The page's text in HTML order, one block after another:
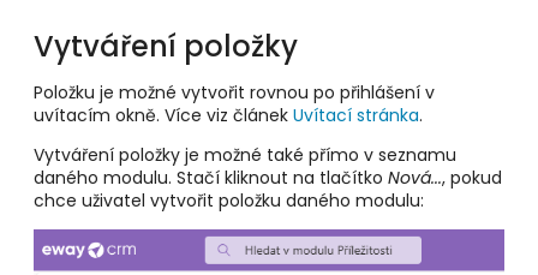
Vytváření položky
Položku je možné vytvořit rovnou po přihlášení v
uvítacím okně. Více viz článek Uvítací stránka.
Vytváření položky je možné také přímo v seznamu
daného modulu. Stačí kliknout na tlačítko Nová..., pokud
chce uživatel vytvořit položku daného modulu: